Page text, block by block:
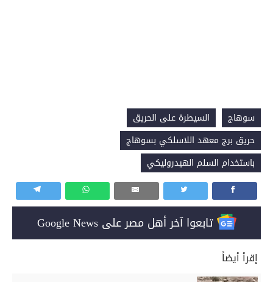
سوهاج
السيطرة على الحريق
حريق برج معهد اللاسلكي بسوهاج
باستخدام السلم الهيدروليكي
تابعوا آخر أهل مصر على Google News
إقرأ أيضاً